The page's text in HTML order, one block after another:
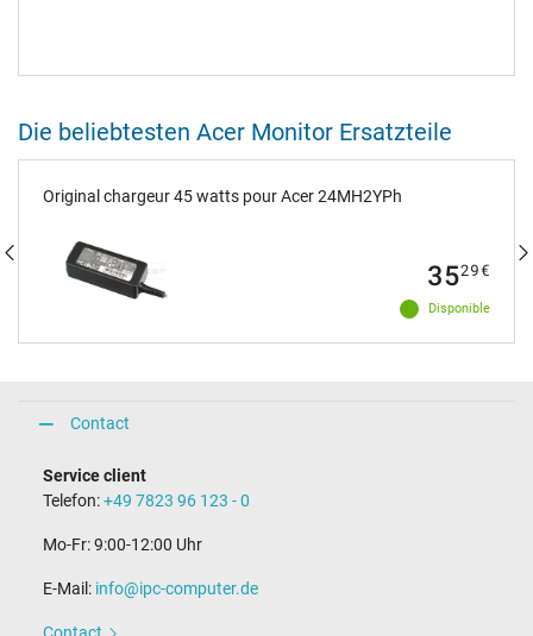
Die beliebtesten Acer Monitor Ersatzteile
Original chargeur 45 watts pour Acer 24MH2YPh
Disponible
3529€
Contact
Service client
Telefon:+49 7823 96 123 - 0
Mo-Fr: 9:00-12:00 Uhr
E-Mail: info@ipc-computer.de